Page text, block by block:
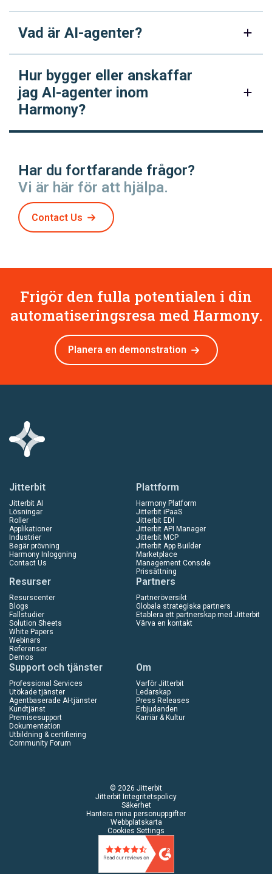
Vad är AI-agenter?
Hur bygger eller anskaffar
jag AI-agenter inom
Harmony?
Har du fortfarande frågor?
Vi är här för att hjälpa.
Contact Us
Frigör den fulla potentialen i din
automatiseringsresa med Harmony.
Planera en demonstration
Jitterbit
Jitterbit AI
Lösningar
Roller
Applikationer
Industrier
Begär prövning
Harmony Inloggning
Contact Us
Plattform
Harmony Platform
Jitterbit iPaaS
Jitterbit EDI
Jitterbit API Manager
Jitterbit MCP
Jitterbit App Builder
Marketplace
Management Console
Prissättning
Resurser
Resurscenter
Blogs
Fallstudier
Solution Sheets
White Papers
Webinars
Referenser
Demos
Partners
Partneröversikt
Globala strategiska partners
Etablera ett partnerskap med Jitterbit
Värva en kontakt
Support och tjänster
Professional Services
Utökade tjänster
Agentbaserade AI-tjänster
Kundtjänst
Premisesupport
Dokumentation
Utbildning & certifiering
Community Forum
Om
Varför Jitterbit
Ledarskap
Press Releases
Erbjudanden
Karriär & Kultur
© 2026 Jitterbit
Jitterbit Integritetspolicy
Säkerhet
Hantera mina personuppgifter
Webbplatskarta
Cookies Settings